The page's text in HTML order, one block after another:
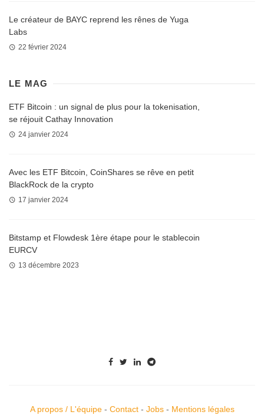
Le créateur de BAYC reprend les rênes de Yuga
Labs
22 février 2024
LE MAG
ETF Bitcoin : un signal de plus pour la tokenisation,
se réjouit Cathay Innovation
24 janvier 2024
Avec les ETF Bitcoin, CoinShares se rêve en petit
BlackRock de la crypto
17 janvier 2024
Bitstamp et Flowdesk 1ère étape pour le stablecoin
EURCV
13 décembre 2023
A propos / L'équipe- Contact- Jobs- Mentions légales